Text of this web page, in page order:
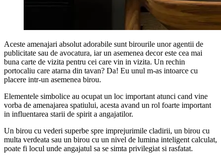
Aceste amenajari absolut adorabile sunt birourile unor agentii de
publicitate sau de avocatura, iar un asemenea decor este cea mai
buna carte de vizita pentru cei care vin in vizita. Un rechin
portocaliu care atarna din tavan? Da! Eu unul m-as intoarce cu
placere intr-un asemenea birou.
Elementele simbolice au ocupat un loc important atunci cand vine
vorba de amenajarea spatiului, acesta avand un rol foarte important
in influentarea starii de spirit a angajatilor.
Un birou cu vederi superbe spre imprejurimile cladirii, un birou cu
multa verdeata sau un birou cu un nivel de lumina inteligent calculat,
poate fi locul unde angajatul sa se simta privilegiat si rasfatat.